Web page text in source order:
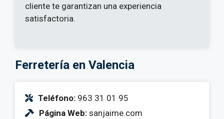
cliente te garantizan una experiencia
satisfactoria.
Ferretería en Valencia
Teléfono: 963 31 01 95
Página Web: sanjaime.com